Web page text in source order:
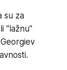
su za
"lažnu"